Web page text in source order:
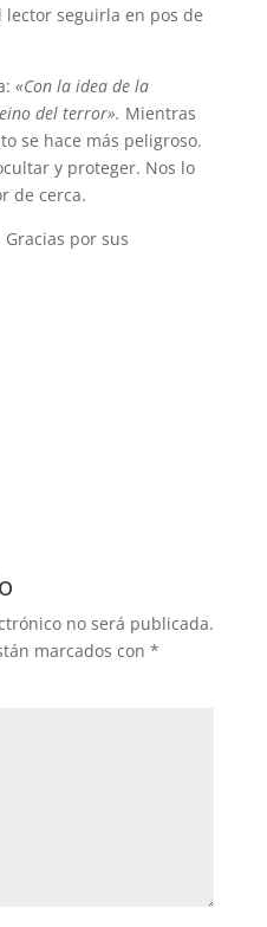
seguirla en pos de
«Con la idea de la
del terror». Mientras
se hace más peligroso.
y proteger. Nos lo
de cerca.
Gracias por sus
no será publicada.
marcados con *